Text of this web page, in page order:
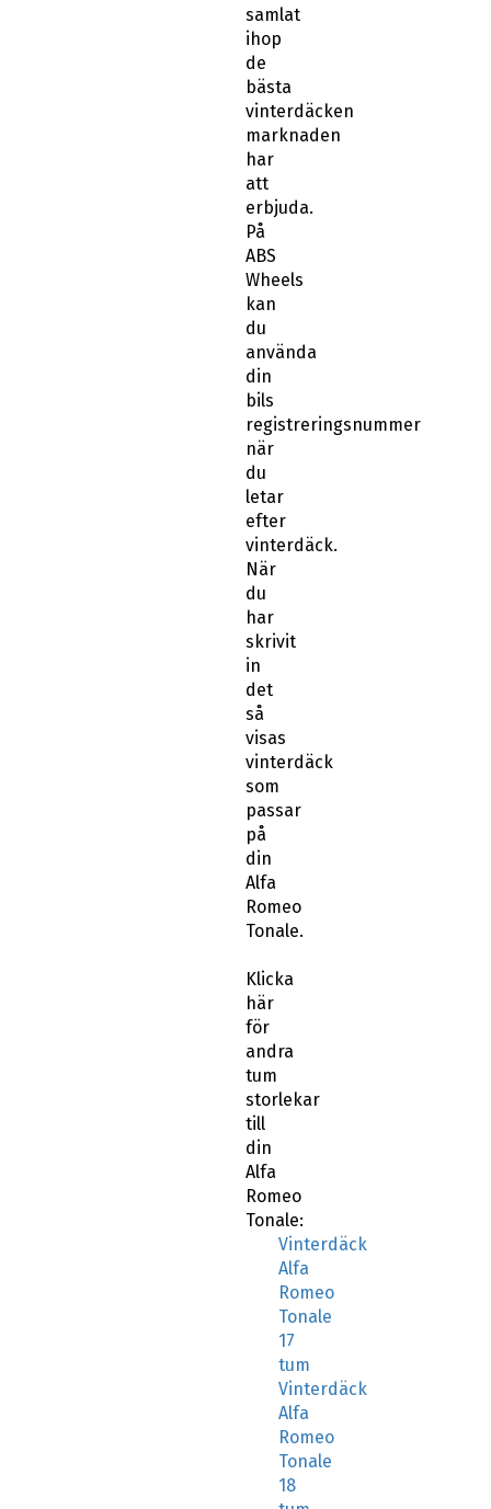
samlat
ihop
de
bästa
vinterdäcken
marknaden
har
att
erbjuda.
På
ABS
Wheels
kan
du
använda
din
bils
registreringsnummer
när
du
letar
efter
vinterdäck.
När
du
har
skrivit
in
det
så
visas
vinterdäck
som
passar
på
din
Alfa
Romeo
Tonale.
Klicka
här
för
andra
tum
storlekar
till
din
Alfa
Romeo
Tonale:
Vinterdäck
Alfa
Romeo
Tonale
17
tum
Vinterdäck
Alfa
Romeo
Tonale
18